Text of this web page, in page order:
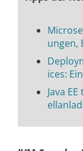
ungen,
ices:
Java